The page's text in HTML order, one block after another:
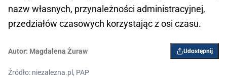
nazw własnych, przynależności administracyjnej,
przedziałów czasowych korzystając z osi czasu.
Autor: Magdalena Żuraw Udostępnij
Źródło: niezalezna.pl, PAP